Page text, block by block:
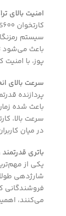
امنیت بالای
سیستم
باعث می‌شود
پوز، با
سرعت بالای
پردازنده
باعث شده
در میان
باتری قدرتمند
شارژدهی
فروشندگانی
می‌کنند،